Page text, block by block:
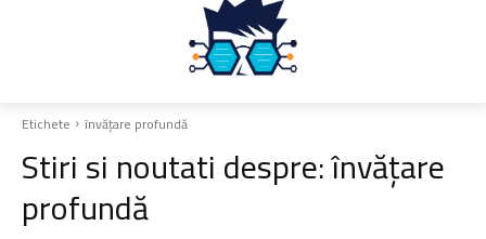
Etichete învățare profundă
Stiri si noutati despre:învățare
profundă